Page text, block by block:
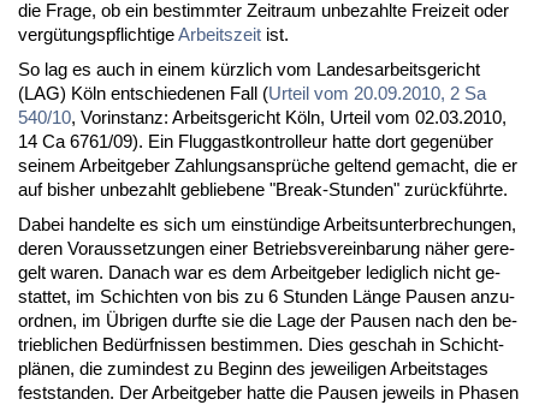
die Fra­ge, ob ein be­stimm­ter Zeit­raum un­be­zahl­te Frei­zeit oder
ver­gü­tungs­pflich­ti­geAr­beits­zeit ist.
So lag es auch in ei­nem kürz­lich vom Lan­des­ar­beits­ge­richt
(LAG) Köln ent­schie­de­nen Fall (Ur­teil vom 20.09.2010, 2 Sa
540/10, Vor­in­stanz: Ar­beits­ge­richt Köln, Ur­teil vom 02.03.2010,
14 Ca 6761/09). Ein Flug­gast­kon­trol­leur hat­te dort ge­gen­über
sei­nem Ar­beit­ge­ber Zah­lungs­an­sprü­che gel­tend ge­macht, die er
auf bis­her un­be­zahlt ge­blie­be­ne "Break-St­un­den" zu­rück­führ­te.
Da­bei han­del­te es sich um ein­stün­di­ge Ar­beits­un­ter­bre­chun­gen,
de­ren Vor­aus­set­zun­gen ei­ner Be­triebs­ver­ein­ba­rung nä­her ge­re­
gelt wa­ren. Da­nach war es dem Ar­beit­ge­ber le­dig­lich nicht ge­
stat­tet, im Schich­ten von bis zu 6 St­un­den Län­ge Pau­sen an­zu­
ord­nen, im Üb­ri­gen durf­te sie die La­ge der Pau­sen nach den be­
trieb­li­chen Be­dürf­nis­sen be­stim­men. Dies ge­schah in Schicht­
plä­nen, die zu­min­dest zu Be­ginn des je­wei­li­gen Ar­beits­ta­ges
fest­stan­den. Der Ar­beit­ge­ber hat­te die Pau­sen je­weils in Pha­sen